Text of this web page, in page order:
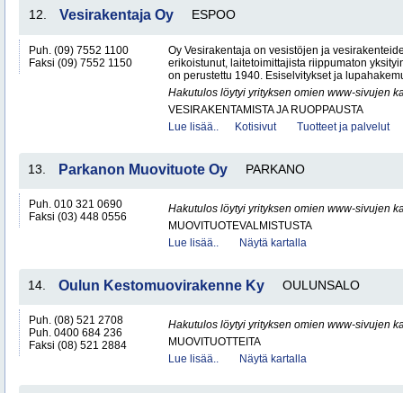
12. Vesirakentaja Oy ESPOO
Puh. (09) 7552 1100
Faksi (09) 7552 1150
Oy Vesirakentaja on vesistöjen ja
erikoistunut, laitetoimittajista riippumaton
on perustettu 1940. Esiselvitykset ja
Hakutulos löytyi yrityksen omien www-sivujen
VESIRAKENTAMISTA JA RUOPPAUSTA
Lue lisää..
Kotisivut Tuotteet ja palvelut
13. Parkanon Muovituote Oy PARKANO
Puh. 010 321 0690
Faksi (03) 448 0556
Hakutulos löytyi yrityksen omien www-sivujen
MUOVITUOTEVALMISTUSTA
Lue lisää..
Näytä kartalla
14. Oulun Kestomuovirakenne Ky OULUNSALO
Puh. (08) 521 2708
Puh. 0400 684 236
Faksi (08) 521 2884
Hakutulos löytyi yrityksen omien www-sivujen
MUOVITUOTTEITA
Lue lisää..
Näytä kartalla